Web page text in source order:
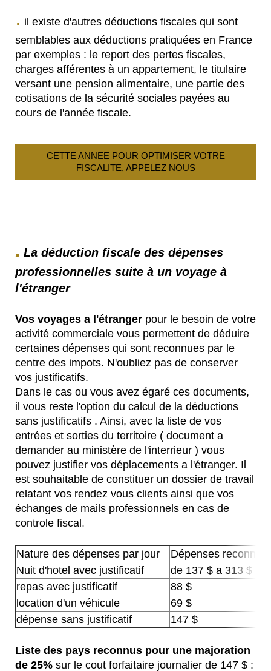
. il existe d'autres déductions fiscales qui sont
semblables aux déductions pratiquées en France
par exemples : le report des pertes fiscales,
charges afférentes à un appartement, le titulaire
versant une pension alimentaire, une partie des
cotisations de la sécurité sociales payées au
cours de l'année fiscale.
CETTE ANNEE POUR OPTIMISER VOTRE
FISCALITE, APPELEZ NOUS
. La déduction fiscale des dépenses
professionnelles suite à un voyage à
l'étranger
Vos voyages a l'étranger pour le besoin de votre
activité commerciale vous permettent de déduire
certaines dépenses qui sont reconnues par le
centre des impots. N'oubliez pas de conserver
vos justificatifs.
Dans le cas ou vous avez égaré ces documents,
il vous reste l'option du calcul de la déductions
sans justificatifs . Ainsi, avec la liste de vos
entrées et sorties du territoire ( document a
demander au ministère de l'interrieur ) vous
pouvez justifier vos déplacements a l'étranger. Il
est souhaitable de constituer un dossier de travail
relatant vos rendez vous clients ainsi que vos
échanges de mails professionnels en cas de
controle fiscal.
Nature des dépenses par jour
Dépenses reconnue
Nuit d'hotel avec justificatif
de 137 $ a 313 $
repas avec justificatif
88 $
location d'un véhicule
69 $
dépense sans justificatif
147 $
Liste des pays reconnus pour une majoration
de 25% sur le cout forfaitaire journalier de 147 $ :